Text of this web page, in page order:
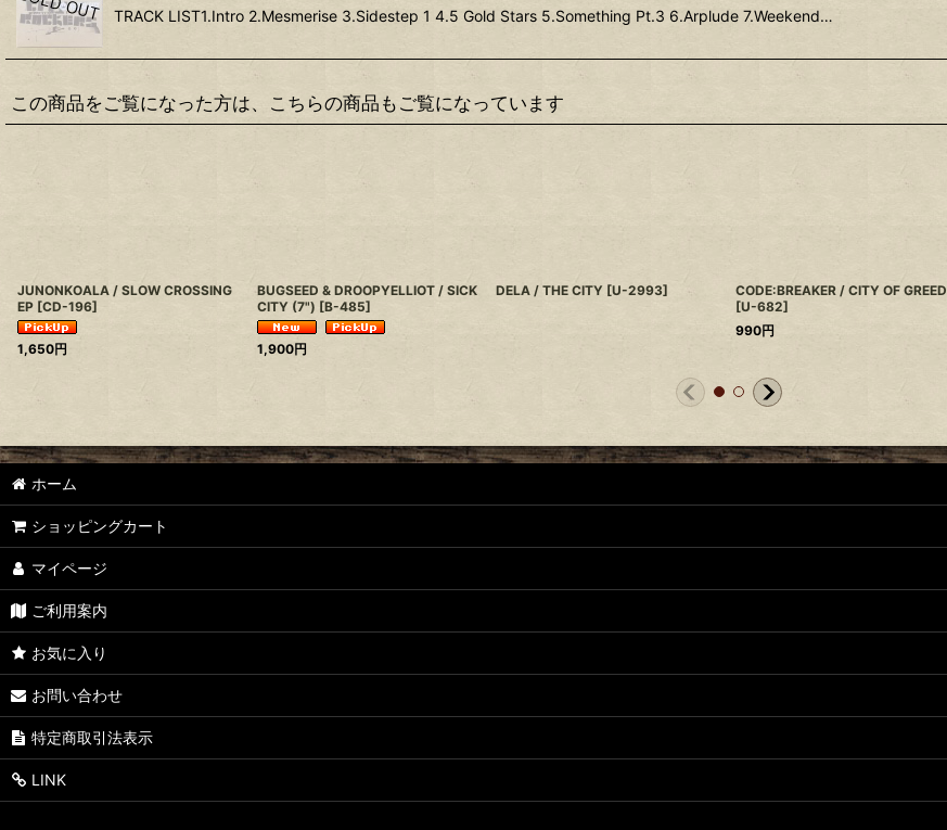
TRACK LIST1.Intro 2.Mesmerise 3.Sidestep 1 4.5 Gold Stars 5.Something Pt.3 6.Arplude 7.Weekend…
この商品をご覧になった方は、こちらの商品もご覧になっています
JUNONKOALA / SLOW CROSSING
EP [CD-196]
1,650円
BUGSEED & DROOPYELLIOT / SICK
CITY (7") [B-485]
1,900円
DELA / THE CITY [U-2993]
CODE:BREAKER / CITY OF GREED
[U-682]
990円
ホーム
ショッピングカート
マイページ
ご利用案内
お気に入り
お問い合わせ
特定商取引法表示
LINK